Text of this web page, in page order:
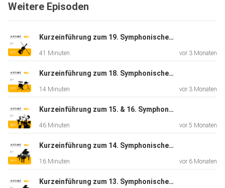
www.nsym.de
Podcast-Moderation: Caroline Geier
Quellenangaben
Musik Jingle: Serenade für Streicher, 2. Satz – Tempo di
Valse‘
SA 4.0 –
Weitere Episoden
Kurzeinführung zum 19. Symphonischen Konzert 2025/26 - Spezial mit Chefdirigent Jonathan Darlington
41 Minuten vor 3 Monaten
Kurzeinführung zum 18. Symphonischen Konzert 2025/26
14 Minuten vor 3 Monaten
Kurzeinführung zum 15. & 16. Symphonischen Konzert 2025/26 – Spezial mit Prof. Lucius Hemmer
46 Minuten vor 5 Monaten
Kurzeinführung zum 14. Symphonischen Konzert 2025/26
16 Minuten vor 6 Monaten
Kurzeinführung zum 13. Symphonischen Konzert 2025/26